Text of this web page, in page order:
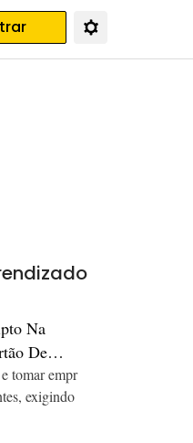
Na
De
tomar empr
exigindo